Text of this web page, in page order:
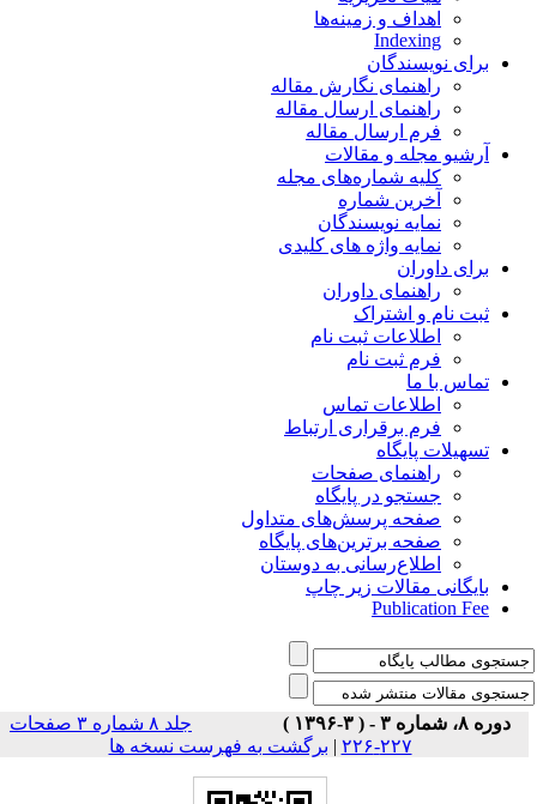
اهداف و زمینه‌ها
Indexing
برای نویسندگان
راهنمای نگارش مقاله
راهنمای ارسال مقاله
فرم ارسال مقاله
آرشیو مجله و مقالات
کلیه شماره‌های مجله
آخرین شماره
نمایه نویسندگان
نمایه واژه های کلیدی
برای داوران
راهنمای داوران
ثبت نام و اشتراک
اطلاعات ثبت نام
فرم ثبت نام
تماس با ما
اطلاعات تماس
فرم برقراری ارتباط
تسهیلات پایگاه
راهنمای صفحات
جستجو در پایگاه
صفحه پرسش‌های متداول
صفحه برترین‌های پایگاه
اطلاع‌رسانی به دوستان
بایگانی مقالات زیر چاپ
Publication Fee
دوره ۸، شماره ۳ - ( ۳-۱۳۹۶ )
جلد ۸ شماره ۳ صفحات
۲۲۷-۲۲۶
|برگشت به فهرست نسخه ها